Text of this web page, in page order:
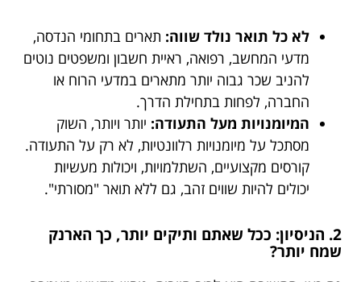
לא כל תואר נולד שווה: תארים בתחומי הנדסה,
מדעי המחשב, רפואה, ראיית חשבון ומשפטים נוטים
להניב שכר גבוה יותר מתארים במדעי הרוח או
החברה, לפחות בתחילת הדרך.
המיומנויות מעל התעודה: יותר ויותר, השוק
מסתכל על מיומנויות רלוונטיות, לא רק על התעודה.
קורסים מקצועיים, השתלמויות, ויכולות מעשיות
יכולים להיות שווים זהב, גם ללא תואר "מסורתי".
2. הניסיון: ככל שאתם ותיקים יותר, כך הארנק
שמח יותר?